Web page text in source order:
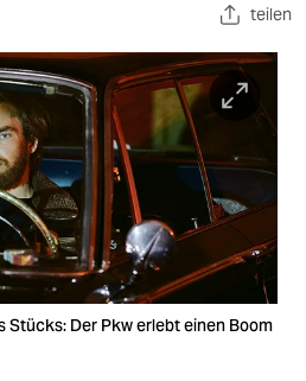
teilen
Stücks: Der Pkw erlebt einen Boom